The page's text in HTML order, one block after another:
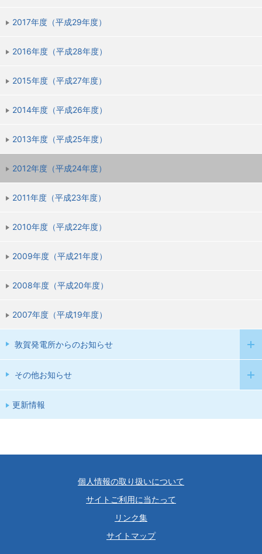
2017年度（平成29年度）
2016年度（平成28年度）
2015年度（平成27年度）
2014年度（平成26年度）
2013年度（平成25年度）
2012年度（平成24年度）
2011年度（平成23年度）
2010年度（平成22年度）
2009年度（平成21年度）
2008年度（平成20年度）
2007年度（平成19年度）
敦賀発電所からのお知らせ
その他お知らせ
更新情報
個人情報の取り扱いについて
サイトご利用に当たって
リンク集
サイトマップ